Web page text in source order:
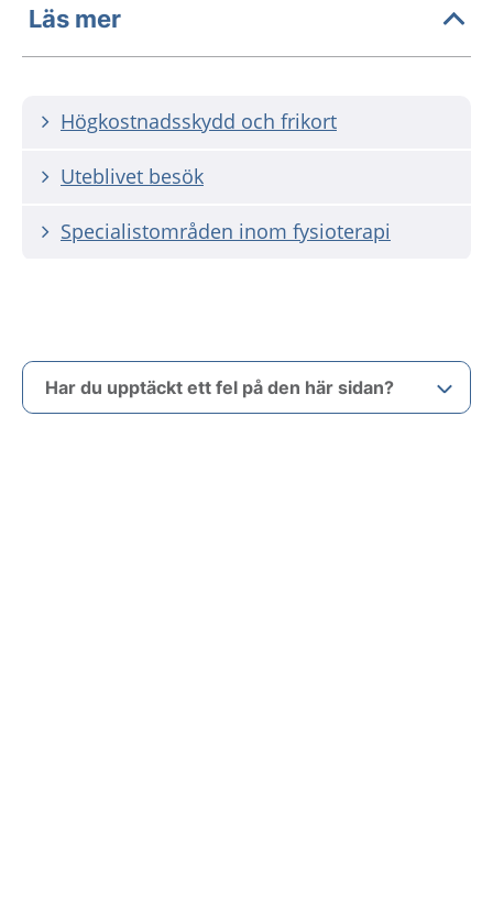
Läs mer
Högkostnadsskydd och frikort
Uteblivet besök
Specialistområden inom fysioterapi
Har du upptäckt ett fel på den här sidan?